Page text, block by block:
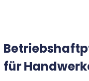
für